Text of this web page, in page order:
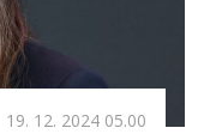
19. 12. 2024 05.00